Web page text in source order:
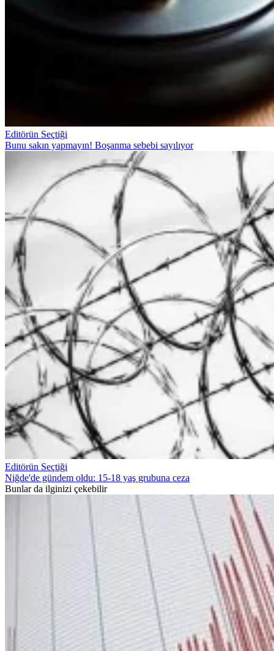
Editörün Seçtiği
Bunu sakın yapmayın! Boşanma sebebi sayılıyor
Editörün Seçtiği
Niğde'de gündem oldu: 15-18 yaş grubuna ceza
Bunlar da ilginizi çekebilir